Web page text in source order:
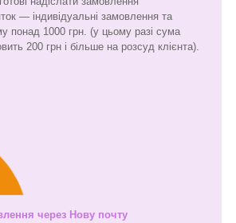
— індивідуальні замовлення та
понад 1000 грн. (у цьому разі сума
200 грн і більше на розсуд клієнта).
через Нову почту